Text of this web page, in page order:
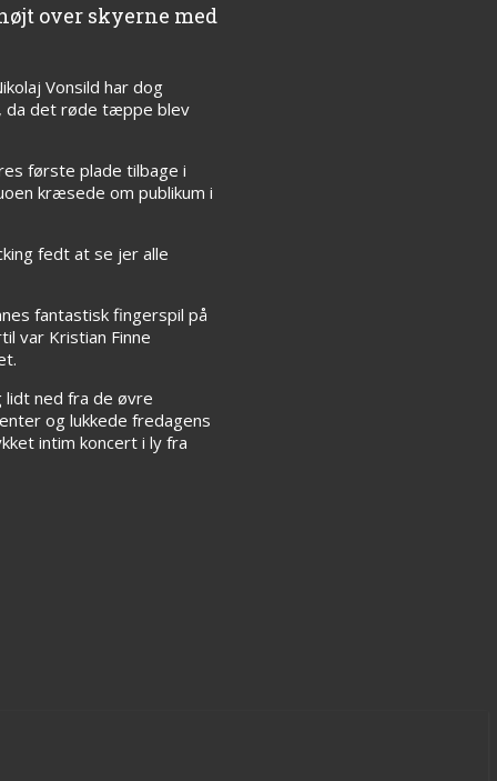
over skyerne med
Vonsild har dog
da det røde tæppe blev
første plade tilbage i
kræsede om publikum i
fedt at se jer alle
fantastisk fingerspil på
var Kristian Finne
lidt ned fra de øvre
og lukkede fredagens
intim koncert i ly fra